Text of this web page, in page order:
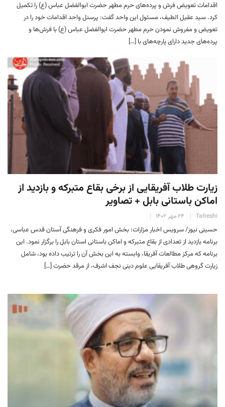
اقدامات تعویض فرش و پرده‌های حرم مطهر حضرت ابوالفضل عباس (ع) را تکمیل
کرد. سيد عقيل الطيف، مسئول این واحد گفت: پرسنل واحد اقدامات خود را در
تعویض و مفروش نمودن حرم مطهر حضرت ابوالفضل عباس (ع) با فرش‌ها و
پرده‌های جدید دارای پارچه‌های با […]
زیارت طلاب آفریقایی از برخی بقاع متبرکه و بازدید از
اماکن باستانی بابل + تصاویر
Tafreshi ۲۴ مهر ۱۴۰۲
حسینی نیوز/ سرویس اخبار مزارات: بخش امور فکری و فرهنگی آستان قدس عباسی،
برنامه بازدید از تعدادی از بقاع متبرکه و اماکن باستانی استان بابل را برگزار نمود. این
برنامه که مرکز مطالعات آفریقا، وابسته به این بخش آن را ترتیب داده بود، شامل
زیارت گروهی طلاب آفریقایی علوم دینی نجف اشرف، از مرقد حضرت […]